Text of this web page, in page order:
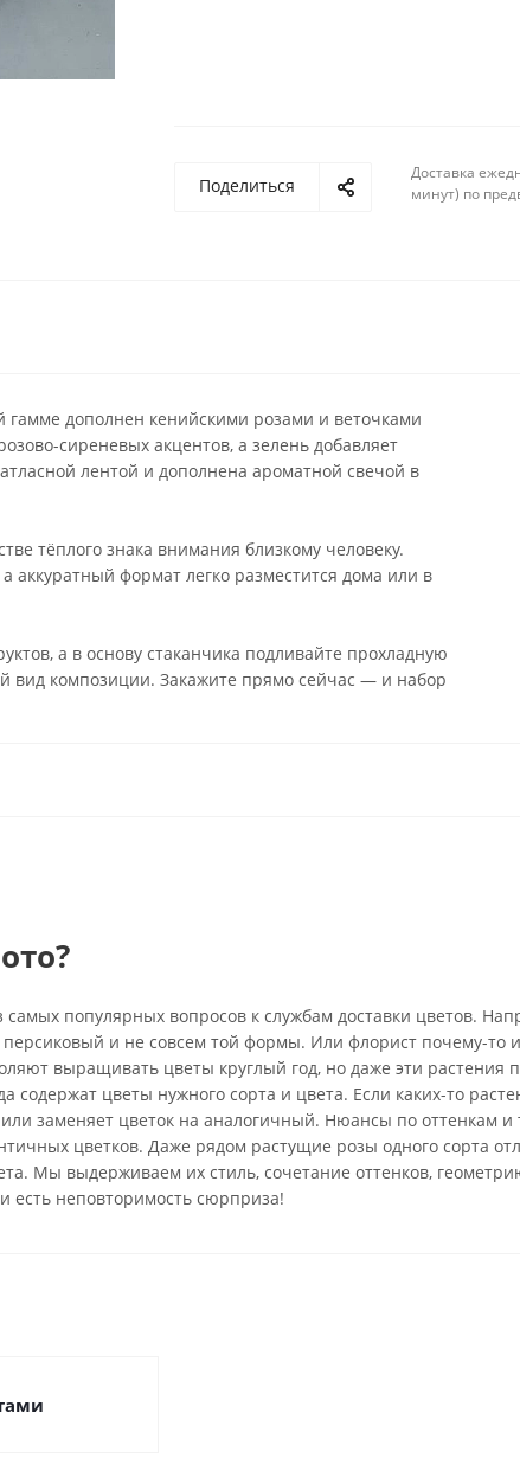
Поделиться
Доставка
минут) по
гамме дополнен кенийскими розами и веточками
сиреневых акцентов, а зелень добавляет
лентой и дополнена ароматной свечой в
тёплого знака внимания близкому человеку.
аккуратный формат легко разместится дома или в
а в основу стаканчика подливайте прохладную
вид композиции. Закажите прямо сейчас — и набор
популярных вопросов к службам доставки цветов.
и не совсем той формы. Или флорист почему-то
выращивать цветы круглый год, но даже эти растения
цветы нужного сорта и цвета. Если каких-то
заменяет цветок на аналогичный. Нюансы по оттенкам и
цветков. Даже рядом растущие розы одного сорта
Мы выдерживаем их стиль, сочетание оттенков,
есть неповторимость сюрприза!